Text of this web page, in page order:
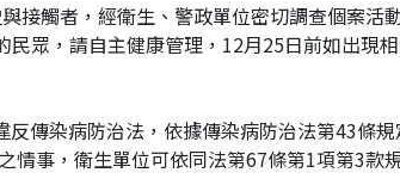
接觸者，經衛生、警政單位密切調查個案活
眾，請自主健康管理，12月25日前如出現
傳染病防治法，依據傳染病防治法第43條
事，衛生單位可依同法第67條第1項第3款